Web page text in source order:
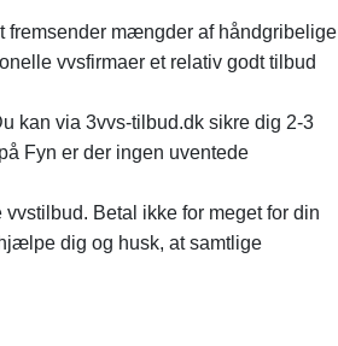
fremsender mængder af håndgribelige
vvsfirmaer et relativ godt tilbud
kan via 3vvs-tilbud.dk sikre dig 2-3
Fyn er der ingen uventede
Betal ikke for meget for din
dig og husk, at samtlige